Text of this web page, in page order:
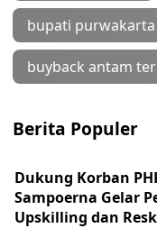
bupati purwakarta
buyback antam
Berita Populer
Dukung Korban
Sampoerna Gelar
Upskilling dan